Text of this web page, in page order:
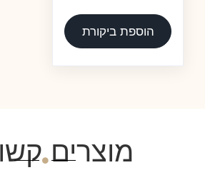
הוספת ביקורת
מוצרים